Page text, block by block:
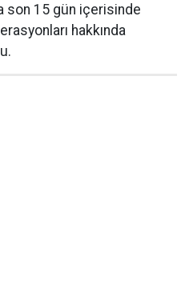
son 15 gün içerisinde
hakkında